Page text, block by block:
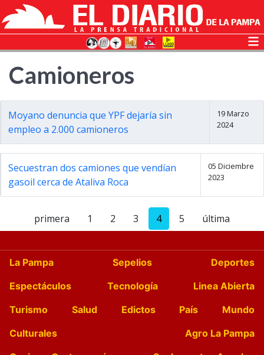
Camioneros
Moyano denuncia que YPF dejaría sin
empleo a 2.000 camioneros
19 Marzo
2024
Secuestran dos camiones que vendían
gasoil cerca de Ataliva Roca
05 Diciembre
2023
primera 1 2 3 4 5 última
La Pampa Sepelios
Deportes
Espectáculos
Tecnología
Linea Abierta
Turismo
Salud Edictos País
Mundo
Culturales
Agro La Pampa